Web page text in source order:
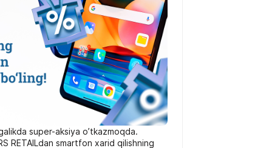
super-aksiya o’tkazmoqda.
RETAILdan smartfon xarid qilishning